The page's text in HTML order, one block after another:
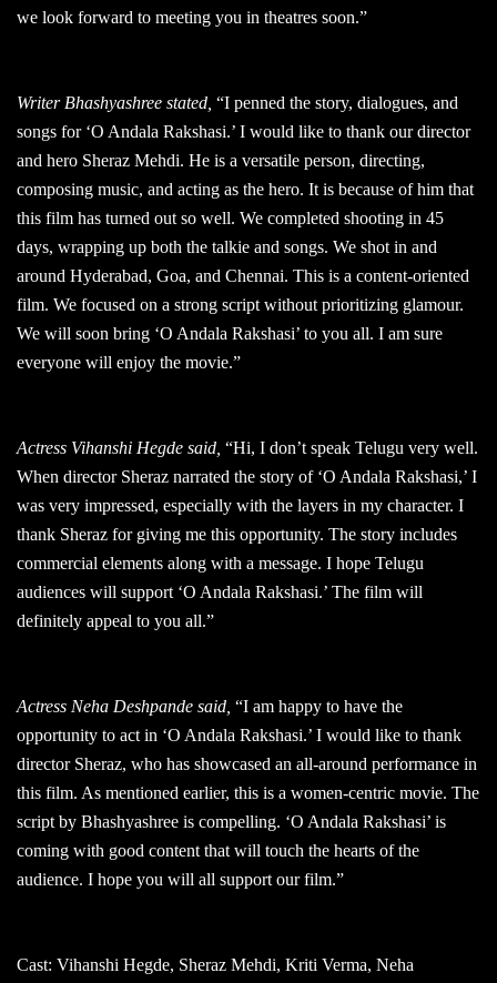
we look forward to meeting you in theatres soon.”
Writer Bhashyashree stated, “I penned the story, dialogues, and
songs for ‘O Andala Rakshasi.’ I would like to thank our director
and hero Sheraz Mehdi. He is a versatile person, directing,
composing music, and acting as the hero. It is because of him that
this film has turned out so well. We completed shooting in 45
days, wrapping up both the talkie and songs. We shot in and
around Hyderabad, Goa, and Chennai. This is a content-oriented
film. We focused on a strong script without prioritizing glamour.
We will soon bring ‘O Andala Rakshasi’ to you all. I am sure
everyone will enjoy the movie.”
Actress Vihanshi Hegde said, “Hi, I don’t speak Telugu very well.
When director Sheraz narrated the story of ‘O Andala Rakshasi,’ I
was very impressed, especially with the layers in my character. I
thank Sheraz for giving me this opportunity. The story includes
commercial elements along with a message. I hope Telugu
audiences will support ‘O Andala Rakshasi.’ The film will
definitely appeal to you all.”
Actress Neha Deshpande said, “I am happy to have the
opportunity to act in ‘O Andala Rakshasi.’ I would like to thank
director Sheraz, who has showcased an all-around performance in
this film. As mentioned earlier, this is a women-centric movie. The
script by Bhashyashree is compelling. ‘O Andala Rakshasi’ is
coming with good content that will touch the hearts of the
audience. I hope you will all support our film.”
Cast: Vihanshi Hegde, Sheraz Mehdi, Kriti Verma, Neha